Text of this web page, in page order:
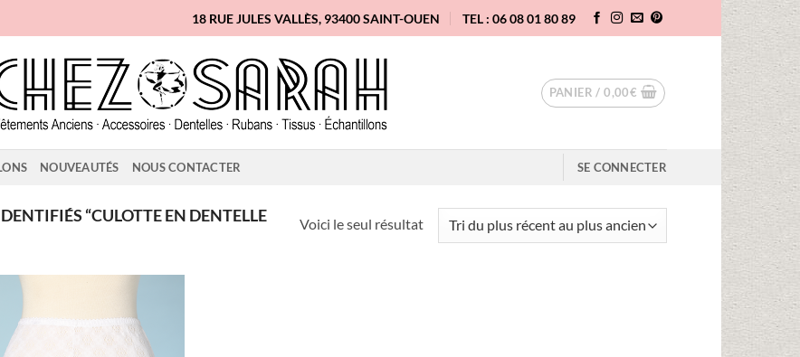
18 RUE JULES VALLÈS, 93400 SAINT-OUEN TEL : 06 08 01 80 89
PANIER /0,00€
NOUVEAUTÉS NOUS CONTACTER SE CONNECTER
“CULOTTE EN DENTELLE
Voici le seul résultat
Ajouter
à la liste
d'envies